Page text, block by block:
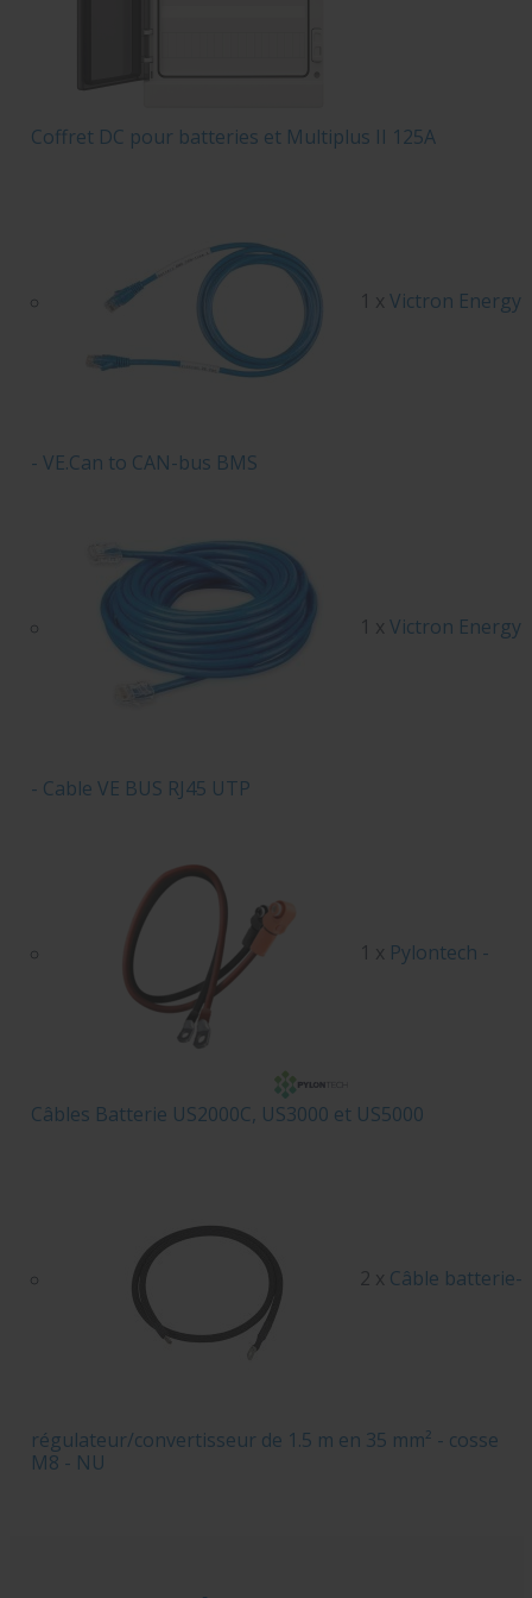
Coffret DC pour batteries et Multiplus II 125A
1 x Victron Energy
- VE.Can to CAN-bus BMS
1 x Victron Energy
- Cable VE BUS RJ45 UTP
1 x Pylontech -
Câbles Batterie US2000C, US3000 et US5000
2 x Câble batterie-
régulateur/convertisseur de 1.5 m en 35 mm² - cosse
M8 - NU